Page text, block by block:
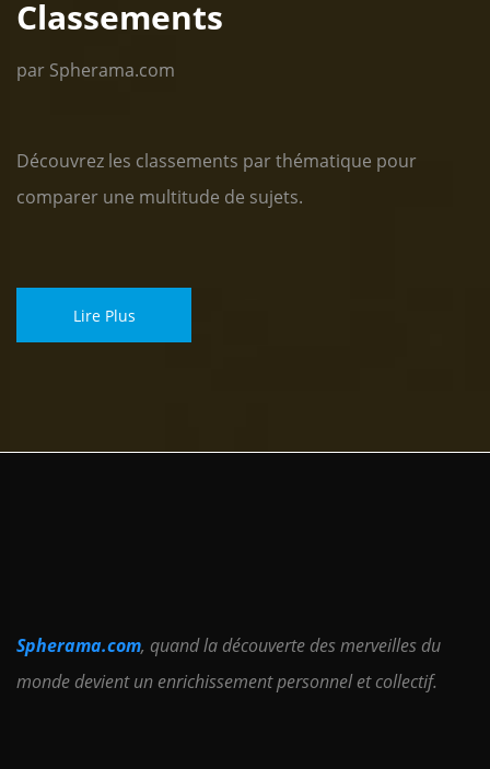
Classements
par Spherama.com
Découvrez les classements par thématique pour
comparer une multitude de sujets.
Lire Plus
Spherama.com, quand la découverte des merveilles du
monde devient un enrichissement personnel et collectif.